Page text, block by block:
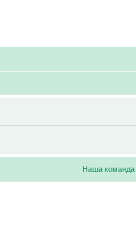
Наша команда